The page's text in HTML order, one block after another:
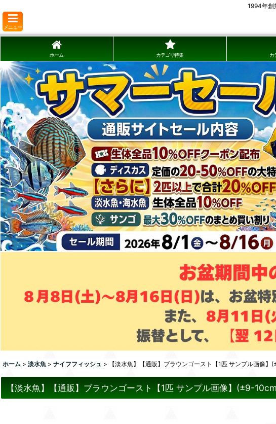
1994年創
メニュー
ホーム カテゴリ特集 カ
ホーム > 淡水魚 > ナイフフィッシュ > 【淡水魚】【通販】ブラウンゴースト【1匹 サンプル画像
【淡水魚】【通販】ブラウンゴースト【1匹 サンプル画像】(±9-